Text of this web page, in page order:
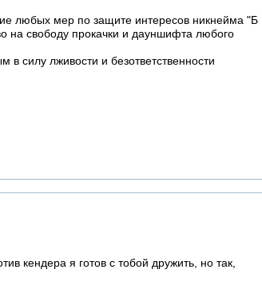
любых мер по защите интересов никнейма "Б
на свободу прокачки и дауншифта любого
силу лживости и безответственности
кендера я готов с тобой дружить, но так,